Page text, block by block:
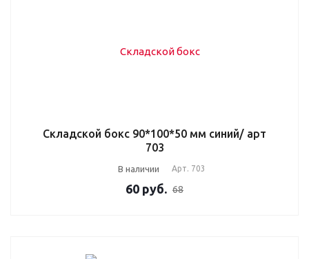
Складской бокс 90*100*50 мм синий/ арт
703
В наличии Арт. 703
60 руб. 68